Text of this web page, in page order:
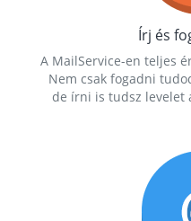
Írj és
A MailService-en teljes
Nem csak fogadni
de írni is tudsz levelet